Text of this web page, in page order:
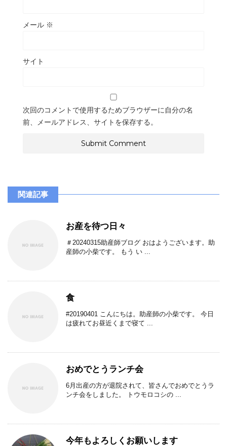
メール ※
サイト
次回のコメントで使用するためブラウザーに自分の名
前、メールアドレス、サイトを保存する。
関連記事
お産を待つ日々
＃20240315助産師ブログ おはようございます。助
産師の小柴です。 もう い ...
食
#20190401 こんにちは。助産師の小柴です。 今日
は疲れてお昼近くまで寝て ...
おめでとうランチ会
6月出産の方が退院されて、皆さんでおめでとうラ
ンチ会をしました。 トウモロコシの ...
今年もよろしくお願いします